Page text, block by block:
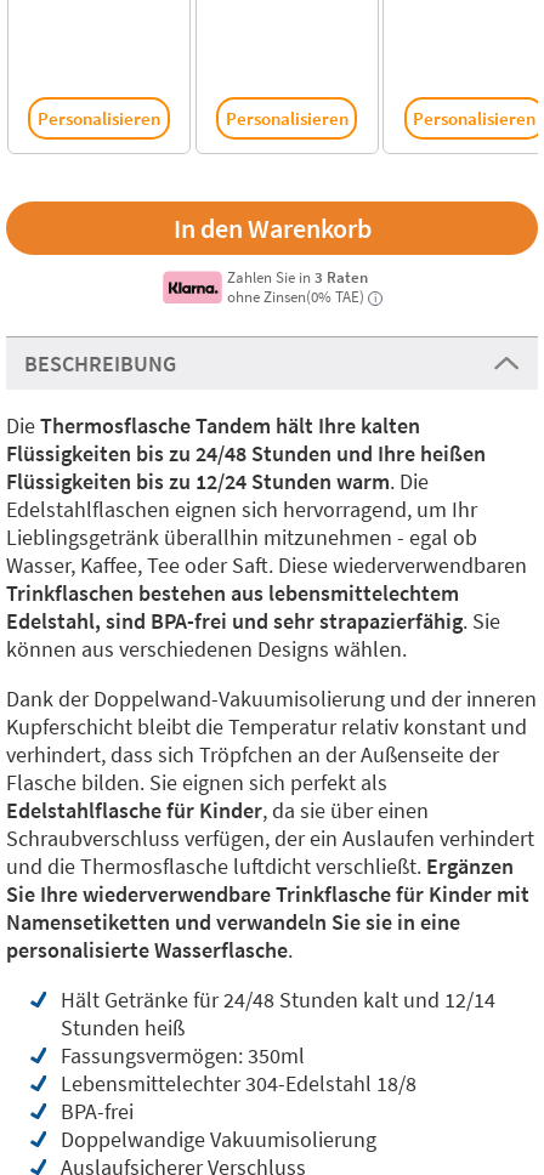
Personalisieren Personalisieren Personalisieren
Zahlen Sie in3 Raten
ohne Zinsen(0% TAE)
i
BESCHREIBUNG
DieThermosflasche Tandem hält Ihre kalten
Flüssigkeiten bis zu 24/48 Stunden und Ihre heißen
Flüssigkeiten bis zu 12/24 Stunden warm. Die
Edelstahlflaschen eignen sich hervorragend, um Ihr
Lieblingsgetränk überallhin mitzunehmen - egal ob
Wasser, Kaffee, Tee oder Saft. Diese wiederverwendbaren
Trinkflaschen bestehen aus lebensmittelechtem
Edelstahl, sind BPA-frei und sehr strapazierfähig. Sie
können aus verschiedenen Designs wählen.
Dank der Doppelwand-Vakuumisolierung und der inneren
Kupferschicht bleibt die Temperatur relativ konstant und
verhindert, dass sich Tröpfchen an der Außenseite der
Flasche bilden. Sie eignen sich perfekt als
Edelstahlflasche für Kinder, da sie über einen
Schraubverschluss verfügen, der ein Auslaufen verhindert
und die Thermosflasche luftdicht verschließt. Ergänzen
Sie Ihre wiederverwendbare Trinkflasche für Kinder mit
Namensetiketten und verwandeln Sie sie in eine
personalisierte Wasserflasche.
Hält Getränke für 24/48 Stunden kalt und 12/14
Stunden heiß
Fassungsvermögen: 350ml
Lebensmittelechter 304-Edelstahl 18/8
BPA-frei
Doppelwandige Vakuumisolierung
Auslaufsicherer Verschluss